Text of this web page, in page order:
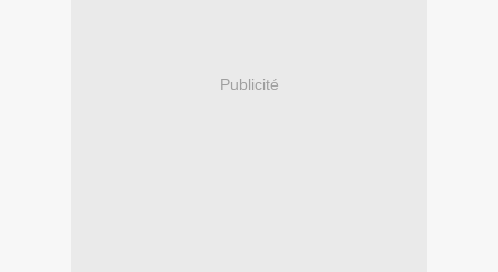
Publicité